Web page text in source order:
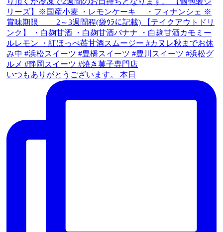
いつもありがとうございます。 本日